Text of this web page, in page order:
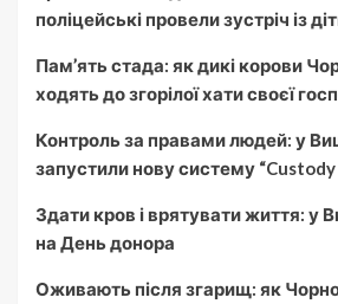
поліцейські провели зустріч із
Пам’ять стада: як дикі корови
ходять до згорілої хати своєї
Контроль за правами людей: у
запустили нову систему “Custody
Здати кров і врятувати життя: у
на День донора
Оживають після згарищ: як